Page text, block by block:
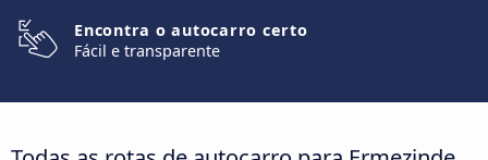
Encontra o autocarro certo
Fácil e transparente